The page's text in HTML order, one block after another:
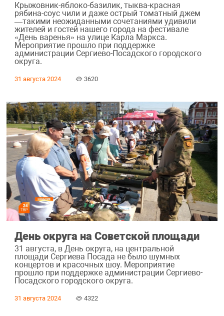
Крыжовник-яблоко-базилик, тыква-красная
рябина-соус чили и даже острый томатный джем
—такими неожиданными сочетаниями удивили
жителей и гостей нашего города на фестивале
«День варенья» на улице Карла Маркса.
Мероприятие прошло при поддержке
администрации Сергиево-Посадского городского
округа.
31 августа 2024 3620
День округа на Советской площади
31 августа, в День округа, на центральной
площади Сергиева Посада не было шумных
концертов и красочных шоу. Мероприятие
прошло при поддержке администрации Сергиево-
Посадского городского округа.
31 августа 2024 4322